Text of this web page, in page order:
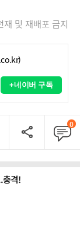
및 재배포 금지
+네이버 구독
0